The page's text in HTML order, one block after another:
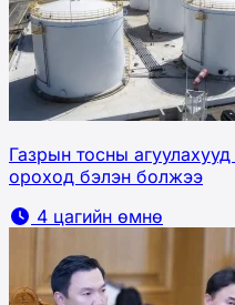
Газрын тосны
ороход бэлэн болжээ
4 цагийн өмнө